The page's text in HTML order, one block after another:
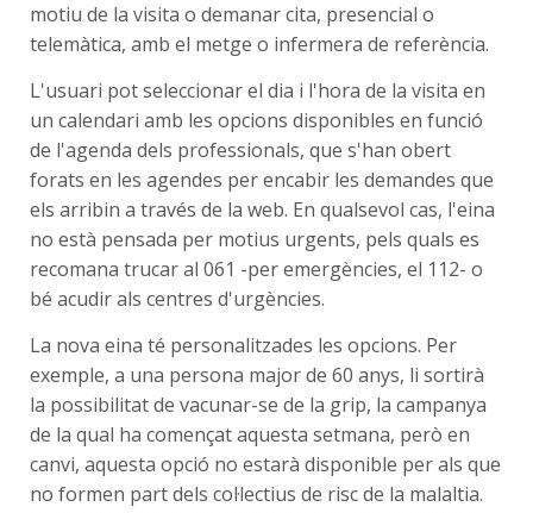
motiu de la visita o demanar cita, presencial o
telemàtica, amb el metge o infermera de referència.
L'usuari pot seleccionar el dia i l'hora de la visita en
un calendari amb les opcions disponibles en funció
de l'agenda dels professionals, que s'han obert
forats en les agendes per encabir les demandes que
els arribin a través de la web. En qualsevol cas, l'eina
no està pensada per motius urgents, pels quals es
recomana trucar al 061 -per emergències, el 112- o
bé acudir als centres d'urgències.
La nova eina té personalitzades les opcions. Per
exemple, a una persona major de 60 anys, li sortirà
la possibilitat de vacunar-se de la grip, la campanya
de la qual ha començat aquesta setmana, però en
canvi, aquesta opció no estarà disponible per als que
no formen part dels col·lectius de risc de la malaltia.